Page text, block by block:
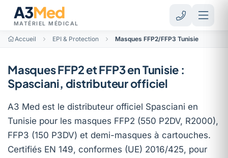
A3Med
MATÉRIEL MÉDICAL
Accueil EPI & Protection Masques FFP2/FFP3 Tunisie
Masques FFP2 et FFP3 en Tunisie :
Spasciani, distributeur officiel
A3 Med est le distributeur officiel Spasciani en
Tunisie pour les masques FFP2 (550 P2DV, R2000),
FFP3 (150 P3DV) et demi-masques à cartouches.
Certifiés EN 149, conformes (UE) 2016/425, pour